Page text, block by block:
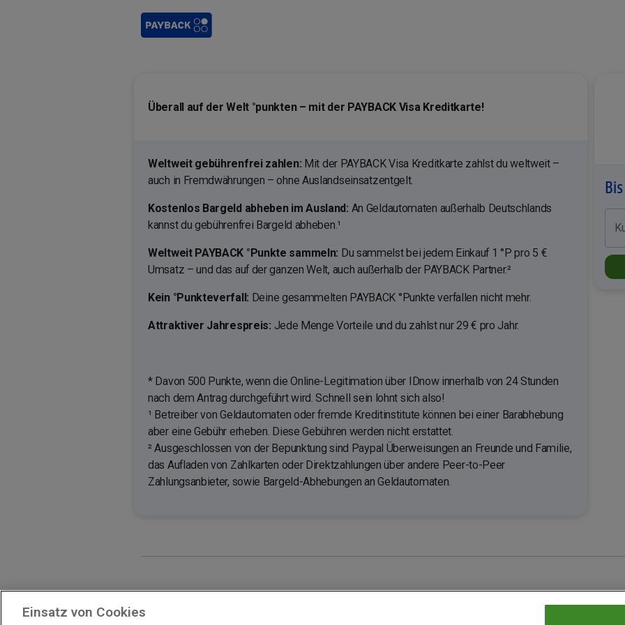
Überall auf der Welt °punkten – mit der PAYBACK Visa Kreditkarte!
Weltweit gebührenfrei zahlen: Mit der PAYBACK Visa Kreditkarte zahlst du weltweit –
auch in Fremdwährungen – ohne Auslandseinsatzentgelt.
Kostenlos Bargeld abheben im Ausland: An Geldautomaten außerhalb Deutschlands
kannst du gebührenfrei Bargeld abheben.¹
Weltweit PAYBACK °Punkte sammeln: Du sammelst bei jedem Einkauf 1 °P pro 5 €
Umsatz – und das auf der ganzen Welt, auch außerhalb der PAYBACK Partner.²
Kein °Punkteverfall: Deine gesammelten PAYBACK °Punkte verfallen nicht mehr.
Attraktiver Jahrespreis: Jede Menge Vorteile und du zahlst nur 29 € pro Jahr.
* Davon 500 Punkte, wenn die Online-Legitimation über IDnow innerhalb von 24 Stunden
nach dem Antrag durchgeführt wird. Schnell sein lohnt sich also!
¹ Betreiber von Geldautomaten oder fremde Kreditinstitute können bei einer Barabhebung
aber eine Gebühr erheben. Diese Gebühren werden nicht erstattet.
² Ausgeschlossen von der Bepunktung sind Paypal Überweisungen an Freunde und Familie,
das Aufladen von Zahlkarten oder Direktzahlungen über andere Peer-to-Peer
Zahlungsanbieter, sowie Bargeld-Abhebungen an Geldautomaten.
Impressum Unternehmen Arbeiten bei PAYBACK Fragen & Hilfe Datenschutz Barrierefreiheit Cookie-
Einsatz von Cookies